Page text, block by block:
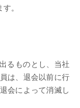
。
るものとし、当社
は、退会以前に行
会によって消滅し